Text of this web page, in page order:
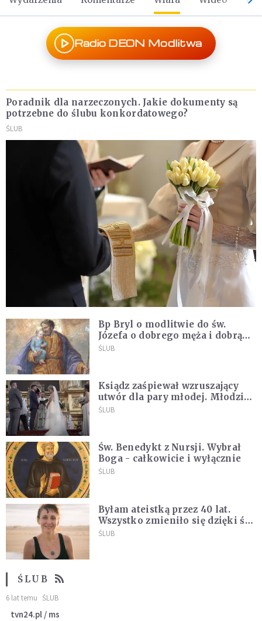
Radio DEON Modlitwa
Poradnik dla narzeczonych. Jakie dokumenty są
potrzebne do ślubu konkordatowego?
ŚLUB
Bp Bryl o modlitwie do św.
Józefa o dobrego męża i dobrą
żonę: Nie bójmy się wołać do
ŚLUB
Ksiądz zaśpiewał wzruszający
utwór dla pary młodej. Młodzi
nie kryli wzruszenia [MUZYKA]
ŚLUB
Św. Benedykt z Nursji. Wybrał
Boga - całkowicie i wyłącznie
ŚLUB
Byłam ateistką przez 40 lat.
Wszystko zmieniło się dzięki św.
Józefowi
ŚLUB
ŚLUB
6 lat temu ŚLUB
tvn24.pl / ms